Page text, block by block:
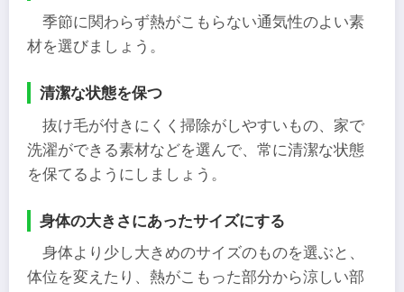
季節に関わらず熱がこもらない通気性のよい素
材を選びましょう。
清潔な状態を保つ
抜け毛が付きにくく掃除がしやすいもの、家で
洗濯ができる素材などを選んで、常に清潔な状態
を保てるようにしましょう。
身体の大きさにあったサイズにする
身体より少し大きめのサイズのものを選ぶと、
体位を変えたり、熱がこもった部分から涼しい部